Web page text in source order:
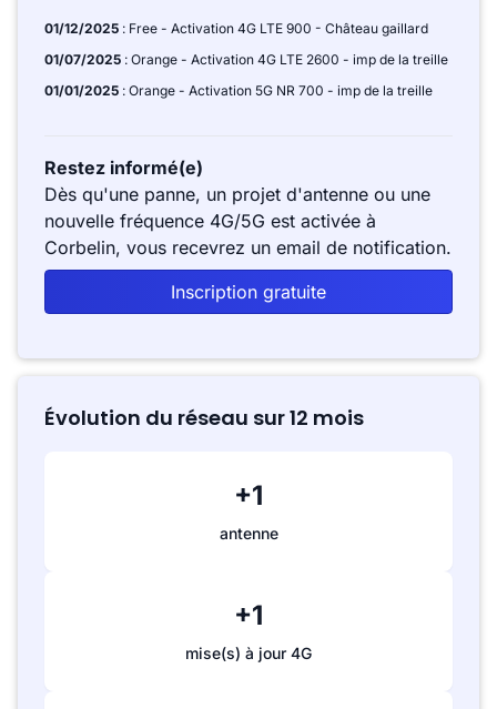
01/12/2025 : Free - Activation 4G LTE 900 - Château gaillard
01/07/2025 : Orange - Activation 4G LTE 2600 - imp de la treille
01/01/2025 : Orange - Activation 5G NR 700 - imp de la treille
Restez informé(e)
Dès qu'une panne, un projet d'antenne ou une
nouvelle fréquence 4G/5G est activée à
Corbelin, vous recevrez un email de notification.
Inscription gratuite
Évolution du réseau sur 12 mois
+1
antenne
+1
mise(s) à jour 4G